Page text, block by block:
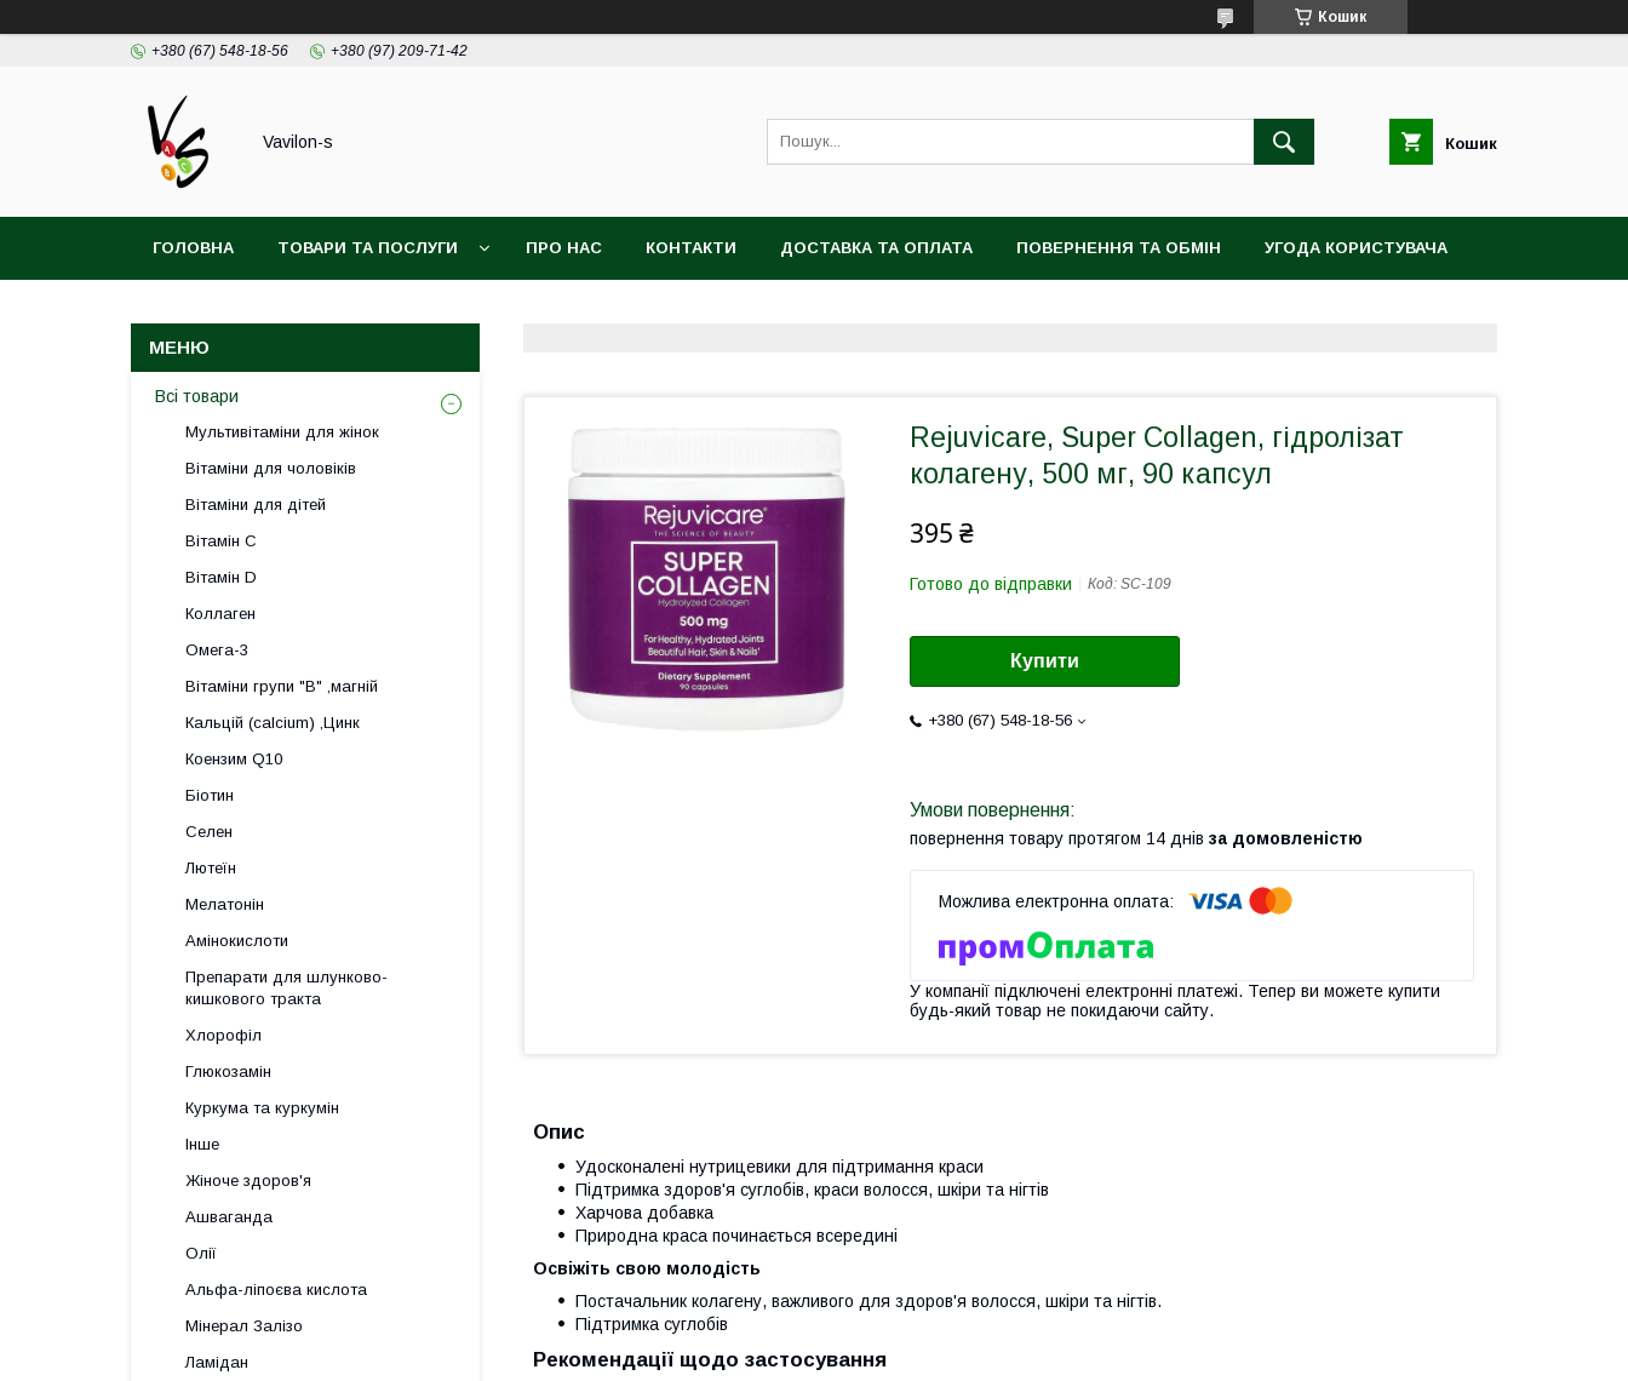
Кошик
+380 (67) 548-18-56 +380 (97) 209-71-42
Vavilon-s Кошик
ГОЛОВНА ТОВАРИ ТА ПОСЛУГИ ПРО НАС КОНТАКТИ ДОСТАВКА ТА ОПЛАТА ПОВЕРНЕННЯ ТА ОБМІН УГОДА КОРИСТУВАЧА
Rejuvicare, Super Collagen, гідролізат
колагену, 500 мг, 90 капсул
395 ₴
Готово до відправки Код: SC-109
Купити
+380 (67) 548-18-56
повернення товару протягом 14 днів за домовленістю
У компанії підключені електронні платежі. Тепер ви можете купити
будь-який товар не покидаючи сайту.
Опис
Удосконалені нутрицевики для підтримання краси
Підтримка здоров'я суглобів, краси волосся, шкіри та нігтів
Харчова добавка
Природна краса починається всередині
Освіжіть свою молодість
Постачальник колагену, важливого для здоров'я волосся, шкіри та нігтів.
Підтримка суглобів
Рекомендації щодо застосування
Всі товари
Мультивітаміни для жінок
Вітаміни для чоловіків
Вітаміни для дітей
Вітамін С
Вітамін D
Коллаген
Омега-3
Вітаміни групи "В" ,магній
Кальцій (calcium) ,Цинк
Коензим Q10
Біотин
Селен
Лютеїн
Мелатонін
Амінокислоти
Препарати для шлунково-
кишкового тракта
Хлорофіл
Глюкозамін
Куркума та куркумін
Інше
Жіноче здоров'я
Ашваганда
Олії
Альфа-ліпоєва кислота
Мінерал Залізо
Ламідан